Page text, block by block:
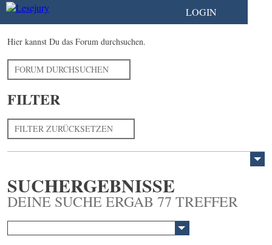
LOGIN
Hier kannst Du das Forum durchsuchen.
FORUM DURCHSUCHEN
FILTER
FILTER ZURÜCKSETZEN
SUCHERGEBNISSE
DEINE SUCHE ERGAB 77 TREFFER